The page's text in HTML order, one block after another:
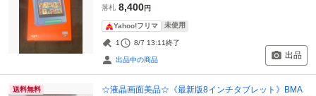
落札 8,400円
Yahoo!フリマ 未使用
1 8/7 13:11終了
出品中の商品 出品
送料無料
☆液晶画面美品☆《最新版8インチタブレット》BMA